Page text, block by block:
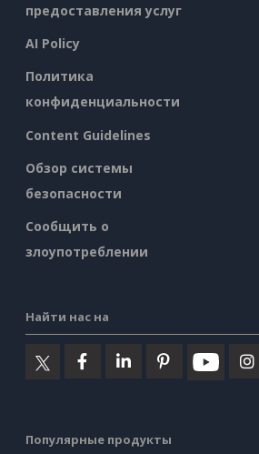
предоставления услуг
AI Policy
Политика
конфиденциальности
Content Guidelines
Обзор системы
безопасности
Сообщить о
злоупотреблении
Найти нас на
Популярные продукты